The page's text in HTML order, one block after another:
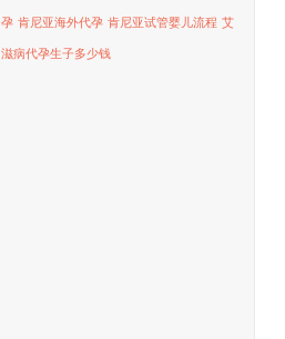
孕 肯尼亚海外代孕 肯尼亚试管婴儿流程 艾
滋病代孕生子多少钱